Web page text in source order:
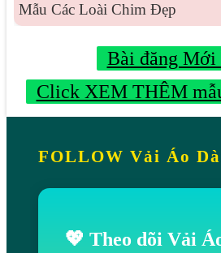
Mẫu Các Loài Chim Đẹp
Bài đăng Mới
Click XEM THÊM
FOLLOW Vải Áo
💖 Theo dõi Vải